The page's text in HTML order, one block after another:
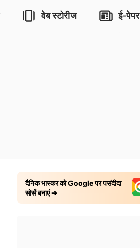
वेब स्टोरीज ई-पेपर
दैनिक भास्कर को Google पर पसंदीदा
सोर्स बनाएं ➔